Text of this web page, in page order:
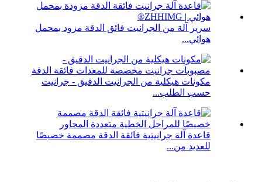
سرير آلة من الجرانيت فائق الدقة مزود بمحمل
هوائي...
مكونات هيكلية من الجرانيت الدقيق - جرانيت
حسب الطلب...
قاعدة آلة جرانيتية فائقة الدقة مصممة خصيصًا
للعديد من...